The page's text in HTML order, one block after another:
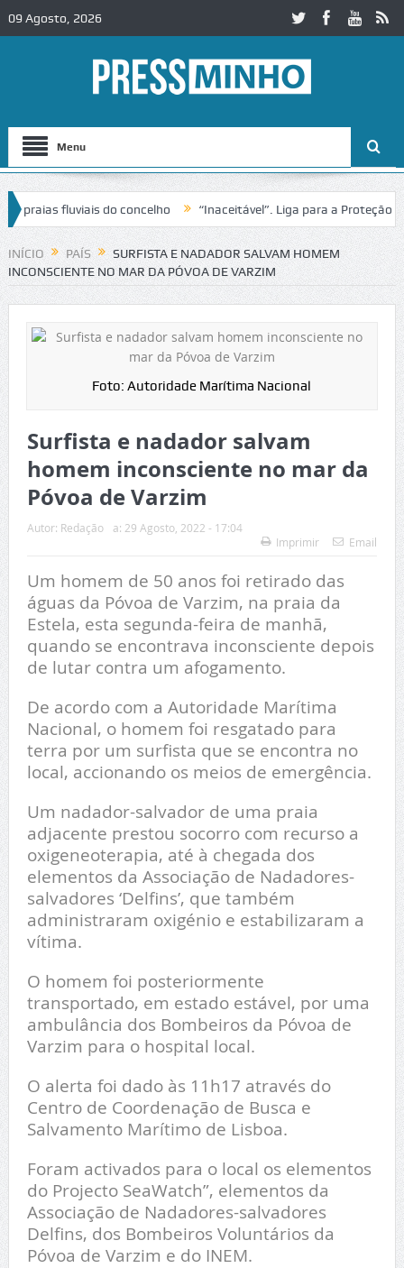
09 Agosto, 2026
Menu
fluviais do concelho “Inaceitável”. Liga para a Proteção da
trânsito no IC2 em Alcobaça Igreja do Castelo de Cerveira
INÍCIO PAÍS
SURFISTA E NADADOR SALVAM HOMEM
INCONSCIENTE NO MAR DA PÓVOA DE VARZIM
Foto: Autoridade Marítima Nacional
Surfista e nadador salvam
homem inconsciente no mar da
Póvoa de Varzim
Autor: Redação a: 29 Agosto, 2022 - 17:04
Imprimir
Email
Um homem de 50 anos foi retirado das
águas da Póvoa de Varzim, na praia da
Estela, esta segunda-feira de manhã,
quando se encontrava inconsciente depois
de lutar contra um afogamento.
De acordo com a Autoridade Marítima
Nacional, o homem foi resgatado para
terra por um surfista que se encontra no
local, accionando os meios de emergência.
Um nadador-salvador de uma praia
adjacente prestou socorro com recurso a
oxigeneoterapia, até à chegada dos
elementos da Associação de Nadadores-
salvadores ‘Delfins’, que também
administraram oxigénio e estabilizaram a
vítima.
O homem foi posteriormente
transportado, em estado estável, por uma
ambulância dos Bombeiros da Póvoa de
Varzim para o hospital local.
O alerta foi dado às 11h17 através do
Centro de Coordenação de Busca e
Salvamento Marítimo de Lisboa.
Foram activados para o local os elementos
do Projecto SeaWatch”, elementos da
Associação de Nadadores-salvadores
Delfins, dos Bombeiros Voluntários da
Póvoa de Varzim e do INEM.